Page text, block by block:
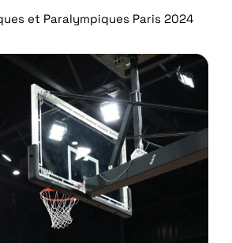
et Paralympiques Paris 2024